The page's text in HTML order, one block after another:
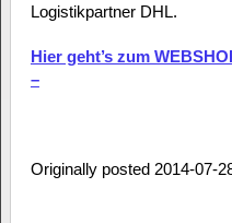
Logistikpartner DHL.
Hier geht’s zum
–
Originally posted 2014-07-